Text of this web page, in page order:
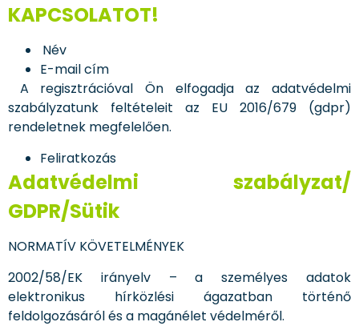
KAPCSOLATOT!
Név
E-mail cím
A regisztrációval Ön elfogadja az adatvédelmi
szabályzatunk feltételeit az EU 2016/679 (gdpr)
rendeletnek megfelelően.
Feliratkozás
Adatvédelmi szabályzat/
GDPR/Sütik
NORMATÍV KÖVETELMÉNYEK
2002/58/EK irányelv – a személyes adatok
elektronikus hírközlési ágazatban történő
feldolgozásáról és a magánélet védelméről.